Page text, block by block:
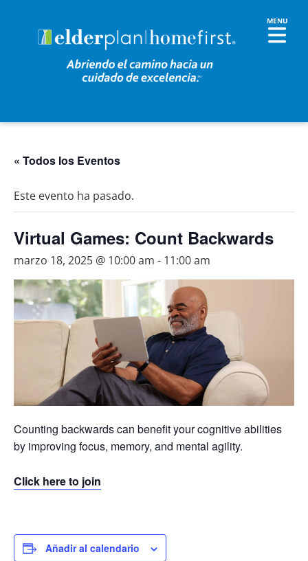
« Todos los Eventos
Este evento ha pasado.
Virtual Games: Count Backwards
marzo 18, 2025 @ 10:00 am - 11:00 am
Counting backwards can benefit your cognitive abilities
by improving focus, memory, and mental agility.
Click here to join
Añadir al calendario